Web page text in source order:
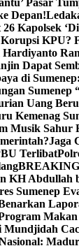
Pasar
Depan!
Kapolsek
KPU?
Dapat
di
Sumenep
Uang
Kemenag
Musik Sahur
Jaga
Terlibat
BREAKING
KH Abdullah
Sumenep
Mundjidah